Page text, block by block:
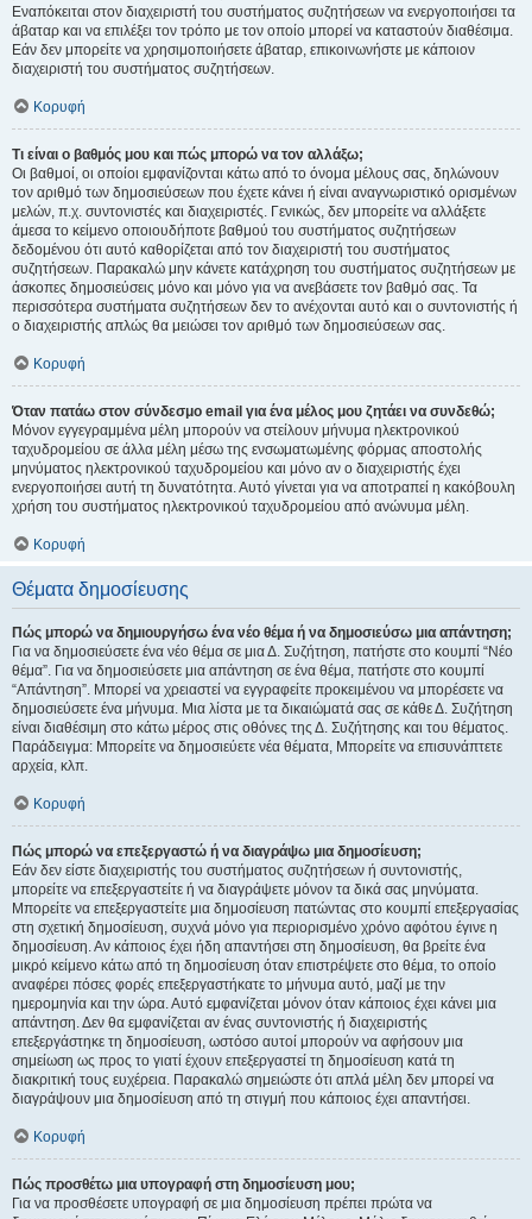
Εναπόκειται στον διαχειριστή του συστήματος συζητήσεων να ενεργοποιήσει τα
άβαταρ και να επιλέξει τον τρόπο με τον οποίο μπορεί να καταστούν διαθέσιμα.
Εάν δεν μπορείτε να χρησιμοποιήσετε άβαταρ, επικοινωνήστε με κάποιον
διαχειριστή του συστήματος συζητήσεων.
Κορυφή
Τι είναι ο βαθμός μου και πώς μπορώ να τον αλλάξω;
Οι βαθμοί, οι οποίοι εμφανίζονται κάτω από το όνομα μέλους σας, δηλώνουν
τον αριθμό των δημοσιεύσεων που έχετε κάνει ή είναι αναγνωριστικό ορισμένων
μελών, π.χ. συντονιστές και διαχειριστές. Γενικώς, δεν μπορείτε να αλλάξετε
άμεσα το κείμενο οποιουδήποτε βαθμού του συστήματος συζητήσεων
δεδομένου ότι αυτό καθορίζεται από τον διαχειριστή του συστήματος
συζητήσεων. Παρακαλώ μην κάνετε κατάχρηση του συστήματος συζητήσεων με
άσκοπες δημοσιεύσεις μόνο και μόνο για να ανεβάσετε τον βαθμό σας. Τα
περισσότερα συστήματα συζητήσεων δεν το ανέχονται αυτό και ο συντονιστής ή
ο διαχειριστής απλώς θα μειώσει τον αριθμό των δημοσιεύσεων σας.
Κορυφή
Όταν πατάω στον σύνδεσμο email για ένα μέλος μου ζητάει να συνδεθώ;
Μόνον εγγεγραμμένα μέλη μπορούν να στείλουν μήνυμα ηλεκτρονικού
ταχυδρομείου σε άλλα μέλη μέσω της ενσωματωμένης φόρμας αποστολής
μηνύματος ηλεκτρονικού ταχυδρομείου και μόνο αν ο διαχειριστής έχει
ενεργοποιήσει αυτή τη δυνατότητα. Αυτό γίνεται για να αποτραπεί η κακόβουλη
χρήση του συστήματος ηλεκτρονικού ταχυδρομείου από ανώνυμα μέλη.
Κορυφή
Θέματα δημοσίευσης
Πώς μπορώ να δημιουργήσω ένα νέο θέμα ή να δημοσιεύσω μια απάντηση;
Για να δημοσιεύσετε ένα νέο θέμα σε μια Δ. Συζήτηση, πατήστε στο κουμπί “Νέο
θέμα”. Για να δημοσιεύσετε μια απάντηση σε ένα θέμα, πατήστε στο κουμπί
“Απάντηση”. Μπορεί να χρειαστεί να εγγραφείτε προκειμένου να μπορέσετε να
δημοσιεύσετε ένα μήνυμα. Μια λίστα με τα δικαιώματά σας σε κάθε Δ. Συζήτηση
είναι διαθέσιμη στο κάτω μέρος στις οθόνες της Δ. Συζήτησης και του θέματος.
Παράδειγμα: Μπορείτε να δημοσιεύετε νέα θέματα, Μπορείτε να επισυνάπτετε
αρχεία, κλπ.
Κορυφή
Πώς μπορώ να επεξεργαστώ ή να διαγράψω μια δημοσίευση;
Εάν δεν είστε διαχειριστής του συστήματος συζητήσεων ή συντονιστής,
μπορείτε να επεξεργαστείτε ή να διαγράψετε μόνον τα δικά σας μηνύματα.
Μπορείτε να επεξεργαστείτε μια δημοσίευση πατώντας στο κουμπί επεξεργασίας
στη σχετική δημοσίευση, συχνά μόνο για περιορισμένο χρόνο αφότου έγινε η
δημοσίευση. Αν κάποιος έχει ήδη απαντήσει στη δημοσίευση, θα βρείτε ένα
μικρό κείμενο κάτω από τη δημοσίευση όταν επιστρέψετε στο θέμα, το οποίο
αναφέρει πόσες φορές επεξεργαστήκατε το μήνυμα αυτό, μαζί με την
ημερομηνία και την ώρα. Αυτό εμφανίζεται μόνον όταν κάποιος έχει κάνει μια
απάντηση. Δεν θα εμφανίζεται αν ένας συντονιστής ή διαχειριστής
επεξεργάστηκε τη δημοσίευση, ωστόσο αυτοί μπορούν να αφήσουν μια
σημείωση ως προς το γιατί έχουν επεξεργαστεί τη δημοσίευση κατά τη
διακριτική τους ευχέρεια. Παρακαλώ σημειώστε ότι απλά μέλη δεν μπορεί να
διαγράψουν μια δημοσίευση από τη στιγμή που κάποιος έχει απαντήσει.
Κορυφή
Πώς προσθέτω μια υπογραφή στη δημοσίευση μου;
Για να προσθέσετε υπογραφή σε μια δημοσίευση πρέπει πρώτα να